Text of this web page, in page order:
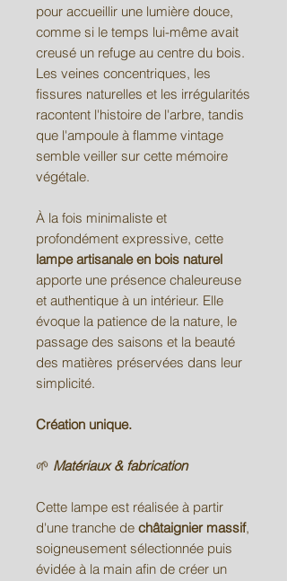
pour accueillir une lumière douce,
comme si le temps lui-même avait
creusé un refuge au centre du bois.
Les veines concentriques, les
fissures naturelles et les irrégularités
racontent l'histoire de l'arbre, tandis
que l'ampoule à flamme vintage
semble veiller sur cette mémoire
végétale.
À la fois minimaliste et
profondément expressive, cette
lampe artisanale en bois naturel
apporte une présence chaleureuse
et authentique à un intérieur. Elle
évoque la patience de la nature, le
passage des saisons et la beauté
des matières préservées dans leur
simplicité.
Création unique.
🌱 Matériaux & fabrication
Cette lampe est réalisée à partir
d'une tranche de châtaignier massif,
soigneusement sélectionnée puis
évidée à la main afin de créer un